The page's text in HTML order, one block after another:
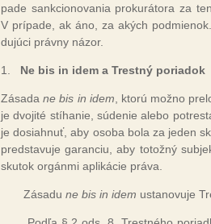
pa­de san­kcio­no­va­nia pro­ku­rá­to­ra za
V prí­pa­de, ak áno, za akých
du­jú­ci práv­ny ná­zor.
1. Ne bis in idem a Trest­ný po­ria­dok
Zá­sa­dane bis in idem , kto­rú mož­no
je dvo­ji­té stí­ha­nie, sú­de­nie ale­bo
je do­siah­nuť, aby oso­ba bo­la za je­den
pred­sta­vu­je ga­ran­ciu, aby to­tož­ný
sku­tok or­gán­mi ap­li­ká­cie prá­va.
Zá­sa­du ne bis in idem us­ta­no­vu­je